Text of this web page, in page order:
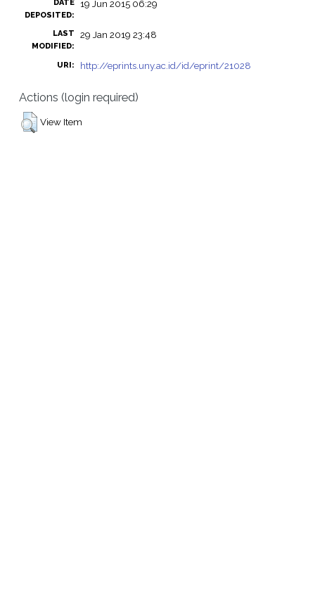
DATE
DEPOSITED:
19 Jun 2015 06:29
LAST
MODIFIED:
29 Jan 2019 23:48
URI: http://eprints.uny.ac.id/id/eprint/21028
Actions (login required)
View Item